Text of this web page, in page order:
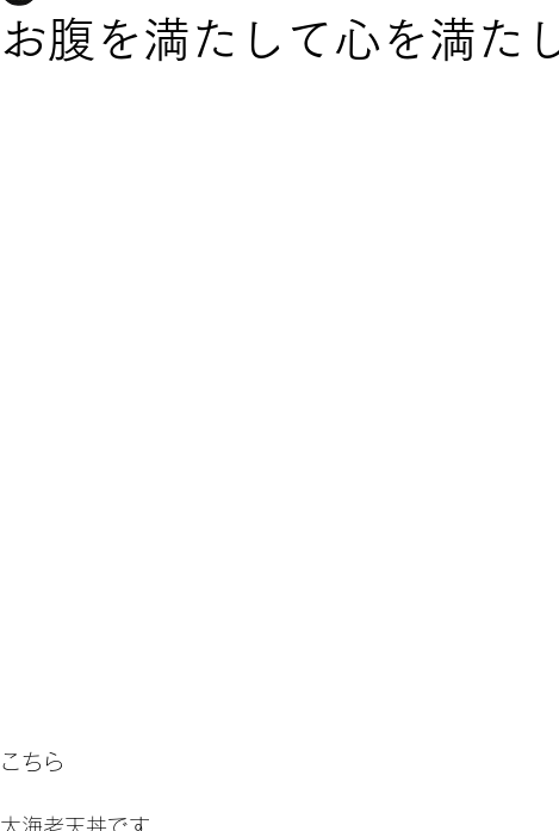
お腹を満たして心を満た
こちら
大海老天丼です